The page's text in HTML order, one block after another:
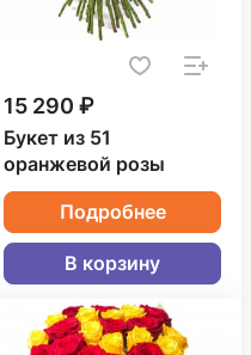
15 290 ₽
Букет из 51
оранжевой розы
Подробнее
В корзину